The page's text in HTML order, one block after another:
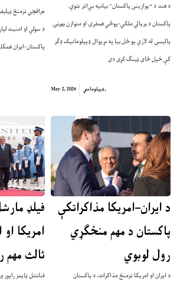
عراقچي ترمنځ
د سولې او امنیت
پاکستان-ایران
د هند د “یوازینی پاکستان” بیانیه بې‌اثر شوې.
پاکستان د بریالي ملکي-پوځي همغږۍ او متوازن بهرنۍ
پالیسۍ له لارې یو ځل بیا په نړیوال ډیپلوماتیک ډګر
کې خپل ځای ټینګ کړی دی
May 2, 2026 ډیپلوماسي,
فیلډ
امریکا
ثالث مهم
فنانشل ټایمز
د ايران–امريکا مذاکراتکې
پاکستان د مهم منځګړي
رول لوبوي
د ايران او امريکا ترمنځ مذاکرات، د پاکستان